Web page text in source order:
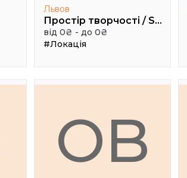
Львов
Простір творчості / Space creativity
від 0₴ - до 0₴
#Локація
ОB